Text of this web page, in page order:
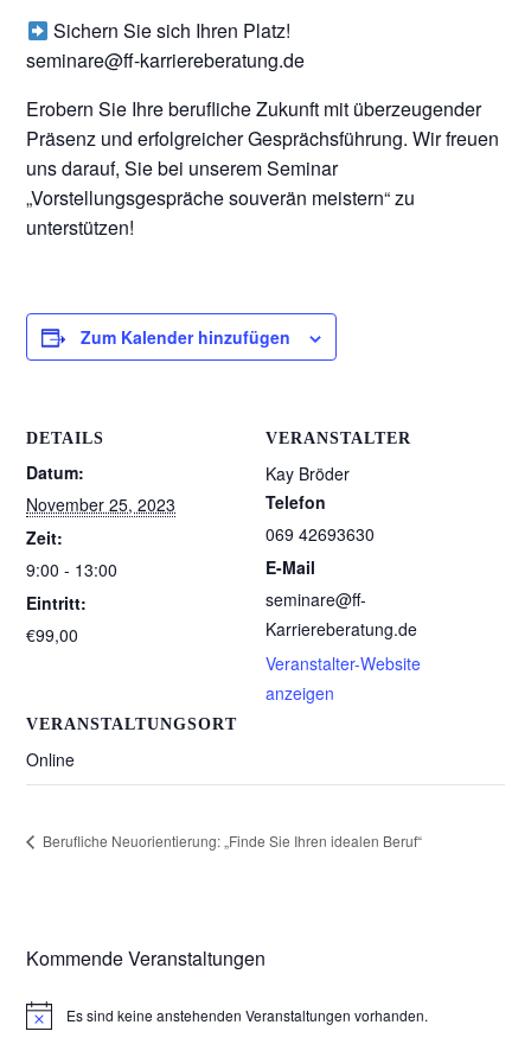
Sichern Sie sich Ihren Platz!
seminare@ff-karriereberatung.de
Erobern Sie Ihre berufliche Zukunft mit überzeugender
Präsenz und erfolgreicher Gesprächsführung. Wir freuen
uns darauf, Sie bei unserem Seminar
„Vorstellungsgespräche souverän meistern“ zu
unterstützen!
Zum Kalender hinzufügen
DETAILS
Datum:
November 25, 2023
Zeit:
9:00 - 13:00
Eintritt:
€99,00
VERANSTALTUNGSORT
Online
VERANSTALTER
Kay Bröder
Telefon
069 42693630
E-Mail
seminare@ff-
Karriereberatung.de
Veranstalter-Website
anzeigen
Berufliche Neuorientierung: „Finde Sie Ihren idealen Beruf“
Kommende Veranstaltungen
H
Es sind keine anstehenden Veranstaltungen vorhanden.